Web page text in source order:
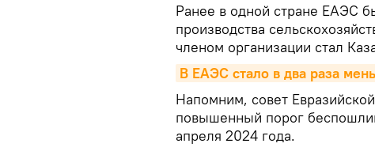
Ранее в одной стране ЕАЭС
производства
членом организации стал
В ЕАЭС стало в два раза
Напомним, совет
повышенный порог
апреля 2024 года.